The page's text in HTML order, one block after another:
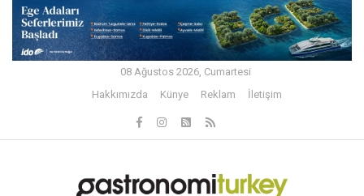
08 Ağustos 2026, Cumartesi
Hakkımızda
Künye Reklam İletişim